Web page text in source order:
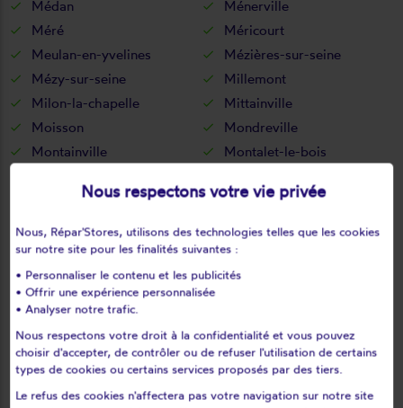
Médan
Ménerville
Méré
Méricourt
Meulan-en-yvelines
Mézières-sur-seine
Mézy-sur-seine
Millemont
Milon-la-chapelle
Mittainville
Moisson
Mondreville
Montainville
Montalet-le-bois
Montfort-l'amaury
Montigny-le-bretonneux
Morainvilliers
Mousseaux-sur-seine
Mulcent
Neauphle-le-château
Neauphle-le-vieux
Neauphlette
Nézel
Oinville-sur-montcient
Orgerus
Orgeval
Orphin
Orsonville
Orvilliers
Osmoy
Nous respectons votre vie privée
Nous, Répar'Stores, utilisons des technologies telles que les cookies
sur notre site pour les finalités suivantes :
• Personnaliser le contenu et les publicités
• Offrir une expérience personnalisée
• Analyser notre trafic.
Nous respectons votre droit à la confidentialité et vous pouvez
choisir d'accepter, de contrôler ou de refuser l'utilisation de certains
types de cookies ou certains services proposés par des tiers.
Le refus des cookies n'affectera pas votre navigation sur notre site